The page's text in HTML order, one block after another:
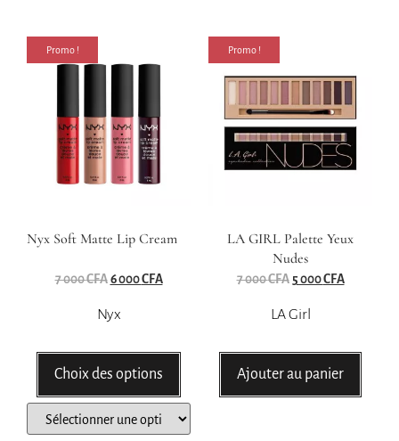
Promo !
Nyx Soft Matte Lip Cream
7 000CFA 6 000CFA
Nyx
Choix des options
Promo !
LA GIRL Palette Yeux
Nudes
7 000CFA 5 000CFA
LA Girl
Ajouter au panier